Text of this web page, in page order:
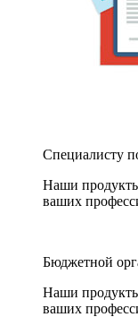
Специалисту
Наши
ваших
Бюджетной
Наши
ваших